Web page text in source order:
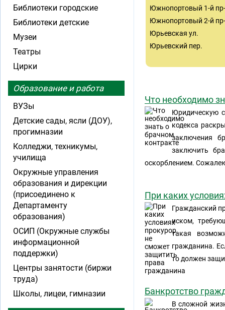
Южнопортовый 1-й
Южнопортовый 2-й
Юрьевская ул.
Юрьевский пер.
Что необходимо
Юридическую
кодекса
заключения
заключить
оскорблением.
При каких
Гражданский
иском,
такая
гражданина.
то должен
Банкротство
В сложной
Библиотеки городские
Библиотеки детские
Музеи
Театры
Цирки
Образование и работа
ВУЗы
Детские сады, ясли (ДОУ),
прогимназии
Колледжи, техникумы,
училища
Окружные управления
образования и дирекции
(присоединено к
Департаменту
образования)
ОСИП (Окружные службы
информационной
поддержки)
Центры занятости (биржи
труда)
Школы, лицеи, гимназии